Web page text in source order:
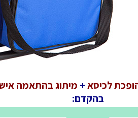
לכיסא+ מיתוג בהתאמה
בהקדם: